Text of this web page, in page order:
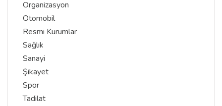
Organizasyon
Otomobil
Resmi Kurumlar
Sağlık
Sanayi
Şikayet
Spor
Tadilat